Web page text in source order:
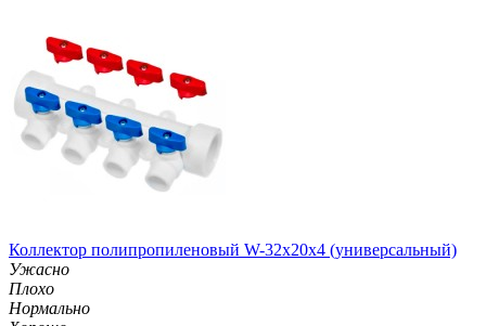
Коллектор полипропиленовый W-32х20х4 (универсальный)
Ужасно
Плохо
Нормально